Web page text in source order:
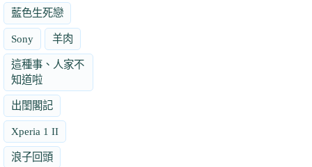
藍色生死戀
Sony 羊肉
這種事、人家不
知道啦
出閨閣記
Xperia 1 II
浪子回頭